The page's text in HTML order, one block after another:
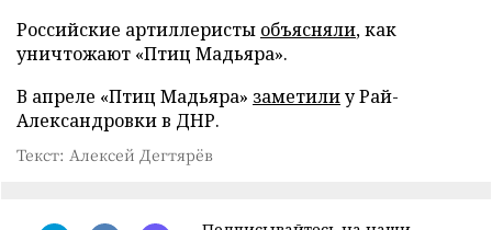
Российские артиллеристы объясняли, как
уничтожают «Птиц Мадьяра».
В апреле «Птиц Мадьяра» заметилиу Рай-
Александровки в ДНР.
Текст: Алексей Дегтярёв